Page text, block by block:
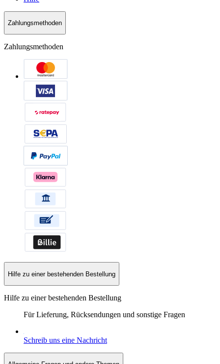
Zahlungsmethoden
Zahlungsmethoden
Hilfe zu einer bestehenden Bestellung
Hilfe zu einer bestehenden Bestellung
Für Lieferung, Rücksendungen und sonstige Fragen
Schreib uns eine Nachricht